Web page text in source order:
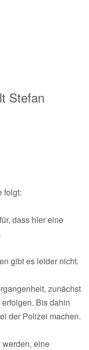
Stefan
folgt:
dass hier eine
gibt es leider nicht.
zunächst
Bis dahin
der Polizei machen.
eine